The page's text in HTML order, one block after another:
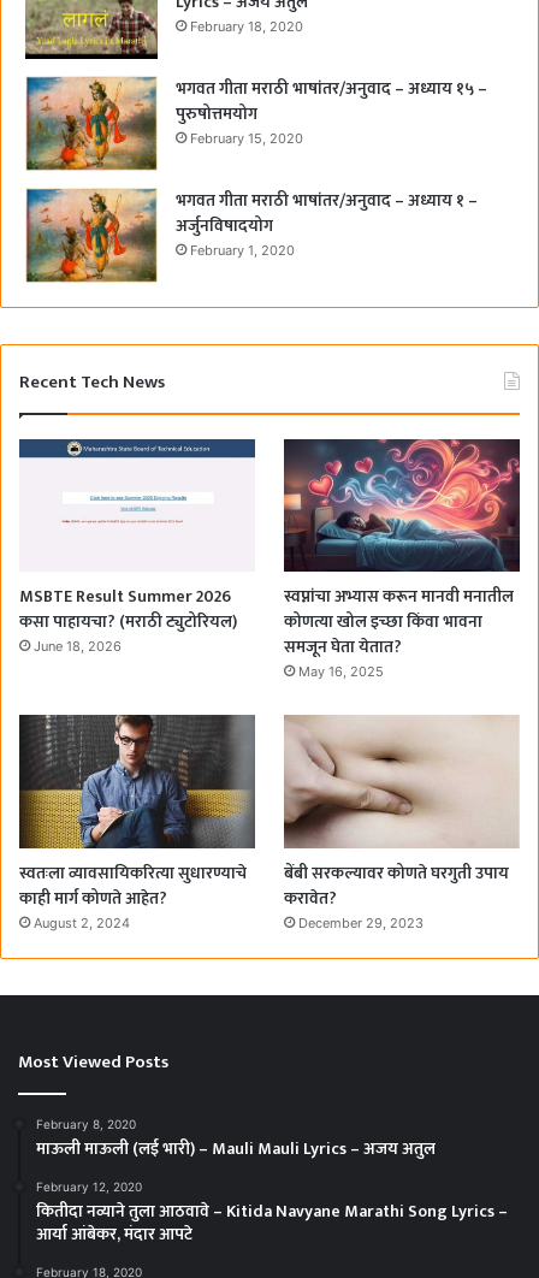
February 18, 2020
भगवत गीता मराठी भाषांतर/अनुवाद – अध्याय १५ –
पुरुषोत्तमयोग
February 15, 2020
भगवत गीता मराठी भाषांतर/अनुवाद – अध्याय १ –
अर्जुनविषादयोग
February 1, 2020
Recent Tech News
MSBTE Result Summer 2026
कसा पाहायचा? (मराठी ट्युटोरियल)
June 18, 2026
स्वप्नांचा अभ्यास करून मानवी मनातील
कोणत्या खोल इच्छा किंवा भावना
समजून घेता येतात?
May 16, 2025
स्वतःला व्यावसायिकरित्या सुधारण्याचे
काही मार्ग कोणते आहेत?
August 2, 2024
बेंबी सरकल्यावर कोणते घरगुती उपाय
करावेत?
December 29, 2023
Most Viewed Posts
February 8, 2020
माऊली माऊली (लई भारी) – Mauli Mauli Lyrics – अजय अतुल
February 12, 2020
कितीदा नव्याने तुला आठवावे – Kitida Navyane Marathi Song Lyrics –
आर्या आंबेकर, मंदार आपटे
February 18, 2020